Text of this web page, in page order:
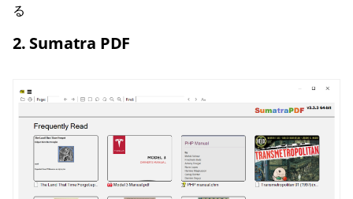
る
2. Sumatra PDF